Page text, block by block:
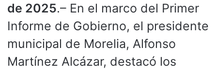
de 2025.– En el marco del Primer
Informe de Gobierno, el presidente
municipal de Morelia, Alfonso
Martínez Alcázar, destacó los